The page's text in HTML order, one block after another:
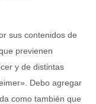
sus contenidos de
previenen
y de distintas
Debo agregar
como también que